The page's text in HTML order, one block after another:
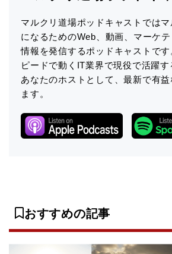
マルクリ道場ポッドキャストでは
になるためのWeb、動画、マーケ
情報を発信するポッドキャストで
ピードで動くIT業界で現役で活躍
あなたのホストとして、最新で有
ます。
おすすめの記事